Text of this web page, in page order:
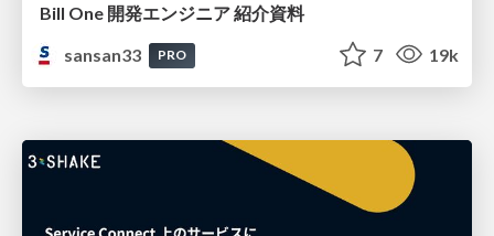
Bill One 開発エンジニア 紹介資料
sansan33
PRO 7 19k